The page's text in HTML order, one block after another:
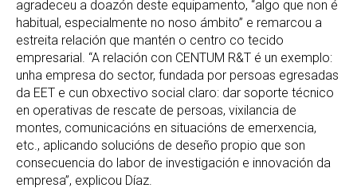
agradeceu a doazón deste equipamento, “algo que non é
habitual, especialmente no noso ámbito” e remarcou a
estreita relación que mantén o centro co tecido
empresarial. “A relación con CENTUM R&T é un exemplo:
unha empresa do sector, fundada por persoas egresadas
da EET e cun obxectivo social claro: dar soporte técnico
en operativas de rescate de persoas, vixilancia de
montes, comunicacións en situacións de emerxencia,
etc., aplicando solucións de deseño propio que son
consecuencia do labor de investigación e innovación da
empresa”, explicou Díaz.